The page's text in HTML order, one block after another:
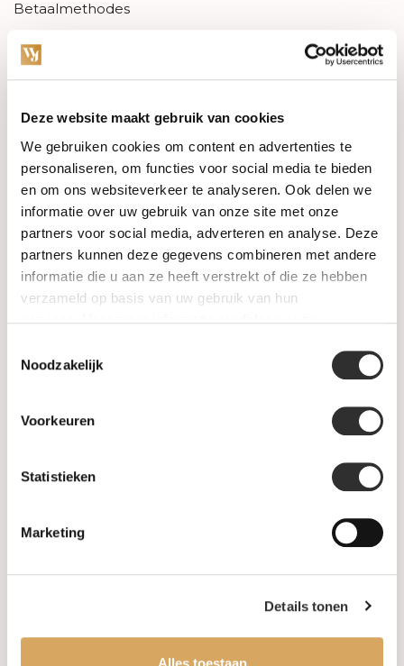
Deze website maakt gebruik van cookies
We gebruiken cookies om content en advertenties te
personaliseren, om functies voor social media te bieden
en om ons websiteverkeer te analyseren. Ook delen we
informatie over uw gebruik van onze site met onze
partners voor social media, adverteren en analyse. Deze
partners kunnen deze gegevens combineren met andere
informatie die u aan ze heeft verstrekt of die ze hebben
verzameld op basis van uw gebruik van hun
Noodzakelijk
Voorkeuren
Statistieken
Marketing
Details tonen
Betaalmethodes
Sitemap
Categories
Watches
Jewellery
Wedding rings
PRE-OWNED
Maatwerk